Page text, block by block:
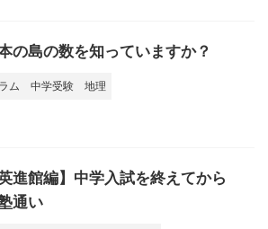
の島の数を知っていますか？
ム 中学受験 地理
英進館編】中学入試を終えてから
通い